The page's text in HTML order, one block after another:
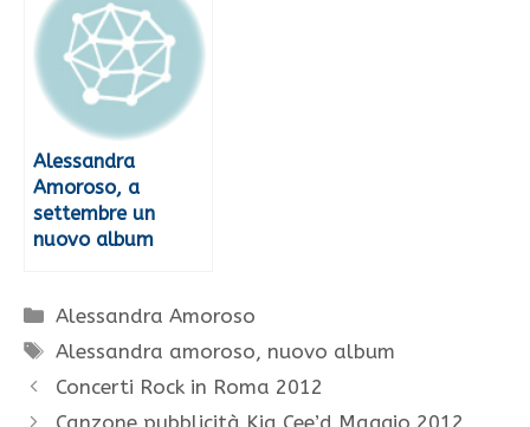
Alessandra
Amoroso, a
settembre un
nuovo album
Categorie
Alessandra Amoroso
Tag
Alessandra amoroso, nuovo album
Concerti Rock in Roma 2012
Canzone pubblicità Kia Cee’d Maggio 2012